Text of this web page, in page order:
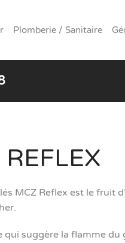
Plomberie / Sanitaire
MCZ Reflex est le fruit
qui suggère la flamme